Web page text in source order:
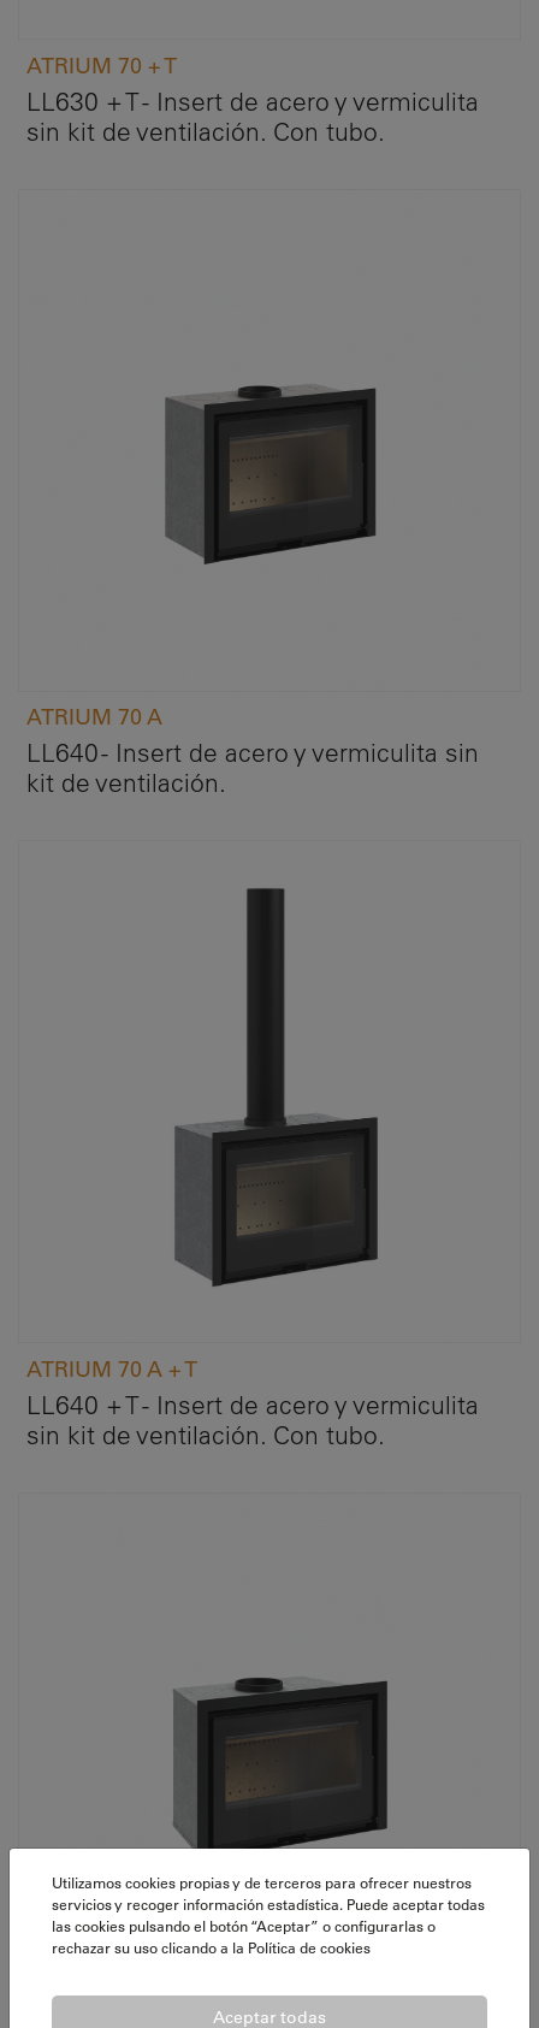
ATRIUM 70 + T
LL630 + T - Insert de acero y vermiculita
sin kit de ventilación. Con tubo.
ATRIUM 70 A
LL640 - Insert de acero y vermiculita sin
kit de ventilación.
ATRIUM 70 A + T
LL640 + T - Insert de acero y vermiculita
sin kit de ventilación. Con tubo.
Utilizamos cookies propias y de terceros para ofrecer nuestros
servicios y recoger información estadística. Puede aceptar todas
las cookies pulsando el botón “Aceptar” o configurarlas o
rechazar su uso clicando a la Política de cookies
Aceptar todas